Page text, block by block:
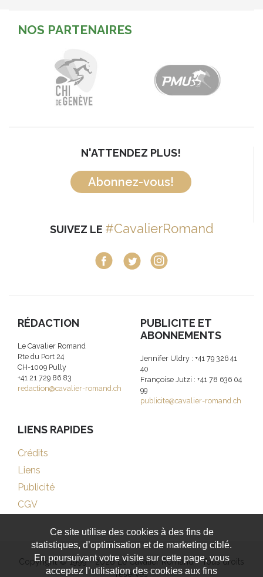
NOS PARTENAIRES
N'ATTENDEZ PLUS!
Abonnez-vous!
SUIVEZ LE #CavalierRomand
RÉDACTION
Le Cavalier Romand
Rte du Port 24
CH-1009 Pully
+41 21 729 86 83
redaction@cavalier-romand.ch
PUBLICITE ET
ABONNEMENTS
Jennifer Uldry : +41 79 326 41
40
Françoise Jutzi : +41 78 636 04
99
publicite@cavalier-romand.ch
LIENS RAPIDES
Crédits
Liens
Publicité
CGV
Copyright © 1999 - 2026 Le Cavalier Romand - Tous droits
réservés
Ce site utilise des cookies à des fins de
statistiques, d’optimisation et de marketing ciblé.
En poursuivant votre visite sur cette page, vous
acceptez l’utilisation des cookies aux fins